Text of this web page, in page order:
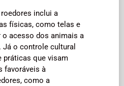
inclui a
físicas, como telas e
o acesso dos animais a
Já o controle cultural
práticas que visam
favoráveis à
como a